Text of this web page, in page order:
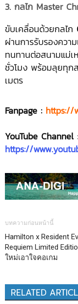
3. กลไก Master
ขับเคลื่อนด้วยกลไก
ผ่านการรับรองควา
ทนทานต่อสนามแม่เ
ชั่วโมง พร้อมลุยทุ
เมตร
Fanpage : https://
YouTube Channel :
https://
บทความก่อนหน้านี้
Hamilton x Resident
Requiem Limited
ใหม่เอาใจคอเกม
RELATED